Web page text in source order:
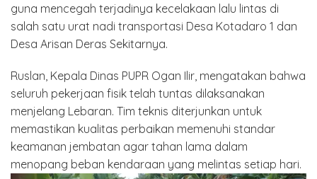
guna mencegah terjadinya kecelakaan lalu lintas di
salah satu urat nadi transportasi Desa Kotadaro 1 dan
Desa Arisan Deras Sekitarnya.
Ruslan, Kepala Dinas PUPR Ogan Ilir, mengatakan bahwa
seluruh pekerjaan fisik telah tuntas dilaksanakan
menjelang Lebaran. Tim teknis diterjunkan untuk
memastikan kualitas perbaikan memenuhi standar
keamanan jembatan agar tahan lama dalam
menopang beban kendaraan yang melintas setiap hari.